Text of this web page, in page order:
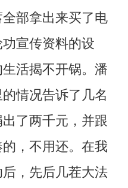
部拿出来买了电
宣传资料的设
活揭不开锅。潘
情况告诉了几名
了两千元，并跟
，不用还。在我
，先后几茬大法